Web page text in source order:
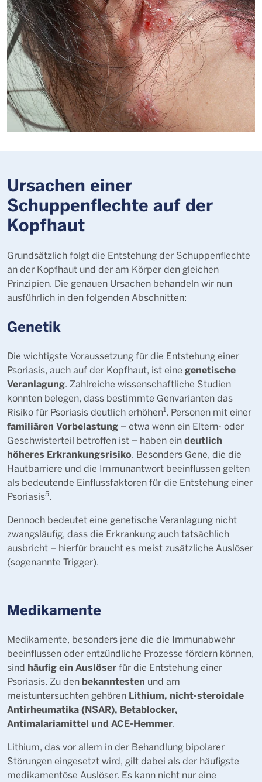
Ursachen einer
Schuppenflechte auf der
Kopfhaut
Grundsätzlich folgt die Entstehung der Schuppenflechte
an der Kopfhaut und der am Körper den gleichen
Prinzipien. Die genauen Ursachen behandeln wir nun
ausführlich in den folgenden Abschnitten:
Genetik
Die wichtigste Voraussetzung für die Entstehung einer
Psoriasis, auch auf der Kopfhaut, ist eine genetische
Veranlagung. Zahlreiche wissenschaftliche Studien
konnten belegen, dass bestimmte Genvarianten das
Risiko für Psoriasis deutlich erhöhen1. Personen mit einer
familiären Vorbelastung – etwa wenn ein Eltern- oder
Geschwisterteil betroffen ist – haben eindeutlich
höheres Erkrankungsrisiko. Besonders Gene, die die
Hautbarriere und die Immunantwort beeinflussen gelten
als bedeutende Einflussfaktoren für die Entstehung einer
Psoriasis5.
Dennoch bedeutet eine genetische Veranlagung nicht
zwangsläufig, dass die Erkrankung auch tatsächlich
ausbricht – hierfür braucht es meist zusätzliche Auslöser
(sogenannte Trigger).
Medikamente
Medikamente, besonders jene die die Immunabwehr
beeinflussen oder entzündliche Prozesse fördern können,
sind häufig ein Auslöserfür die Entstehung einer
Psoriasis. Zu den bekanntesten und am
meistuntersuchten gehören Lithium, nicht-steroidale
Antirheumatika (NSAR), Betablocker,
Antimalariamittel und ACE-Hemmer.
Lithium, das vor allem in der Behandlung bipolarer
Störungen eingesetzt wird, gilt dabei als der häufigste
medikamentöse Auslöser. Es kann nicht nur eine